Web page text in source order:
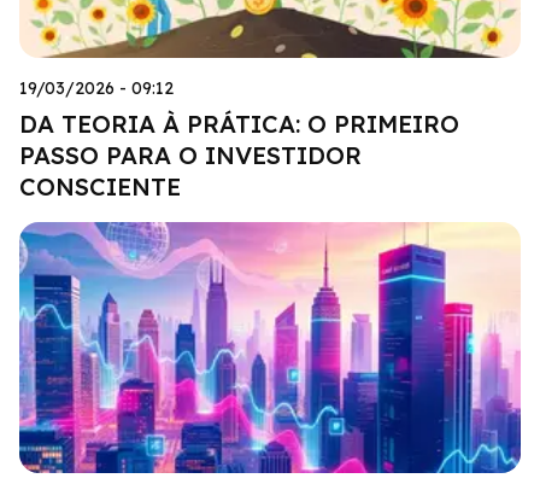
19/03/2026 - 09:12
DA TEORIA À PRÁTICA: O PRIMEIRO
PASSO PARA O INVESTIDOR
CONSCIENTE